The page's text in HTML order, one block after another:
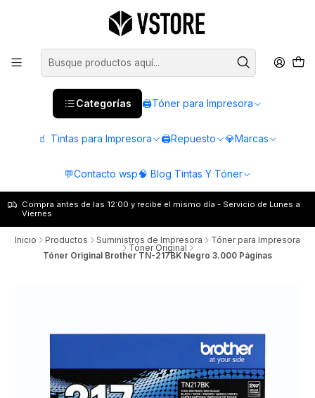
Categorías 🖨️Tóner para Impresora
🧃 Tintas para Impresora 🖨️Repuesto 💎Marcas
💬Contacto wsp🧠 Blog Tintas Y Tóner
Compra antes de las 12:00 y recibe el mismo día - Servicio de Lunes a
Viernes
Inicio Productos Suministros de Impresora Tóner para Impresora
Tóner Original
Tóner Original Brother TN-217BK Negro 3.000 Páginas